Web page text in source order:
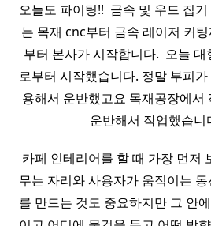
오늘도 파이팅!! ​ 금속 및 우드 집
는 목재 cnc부터 금속 레이저 커
부터 본사가 시작합니다. ​ 오늘 대
로부터 시작했습니다. 정말 부피
용해서 운반했고요 목재공장에서
운반해서 작업했습
카페 인테리어를 할 때 가장 먼저
무는 자리와 사용자가 움직이는
를 만드는 것도 중요하지만 그 안